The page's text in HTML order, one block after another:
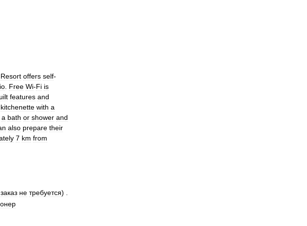
Resort offers self-
Free Wi-Fi is
features and
kitchenette with a
a bath or shower and
also prepare their
7 km from
заказ не требуется) .